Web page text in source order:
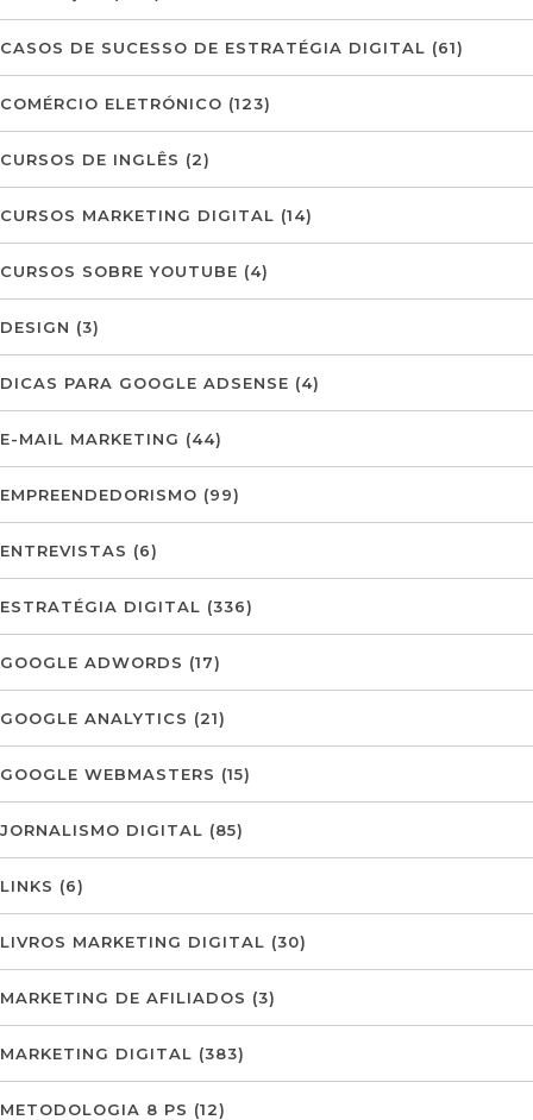
CASOS DE SUCESSO DE ESTRATÉGIA DIGITAL (61)
COMÉRCIO ELETRÓNICO (123)
CURSOS DE INGLÊS (2)
CURSOS MARKETING DIGITAL (14)
CURSOS SOBRE YOUTUBE (4)
DESIGN (3)
DICAS PARA GOOGLE ADSENSE (4)
E-MAIL MARKETING (44)
EMPREENDEDORISMO (99)
ENTREVISTAS (6)
ESTRATÉGIA DIGITAL (336)
GOOGLE ADWORDS (17)
GOOGLE ANALYTICS (21)
GOOGLE WEBMASTERS (15)
JORNALISMO DIGITAL (85)
LINKS (6)
LIVROS MARKETING DIGITAL (30)
MARKETING DE AFILIADOS (3)
MARKETING DIGITAL (383)
METODOLOGIA 8 PS (12)